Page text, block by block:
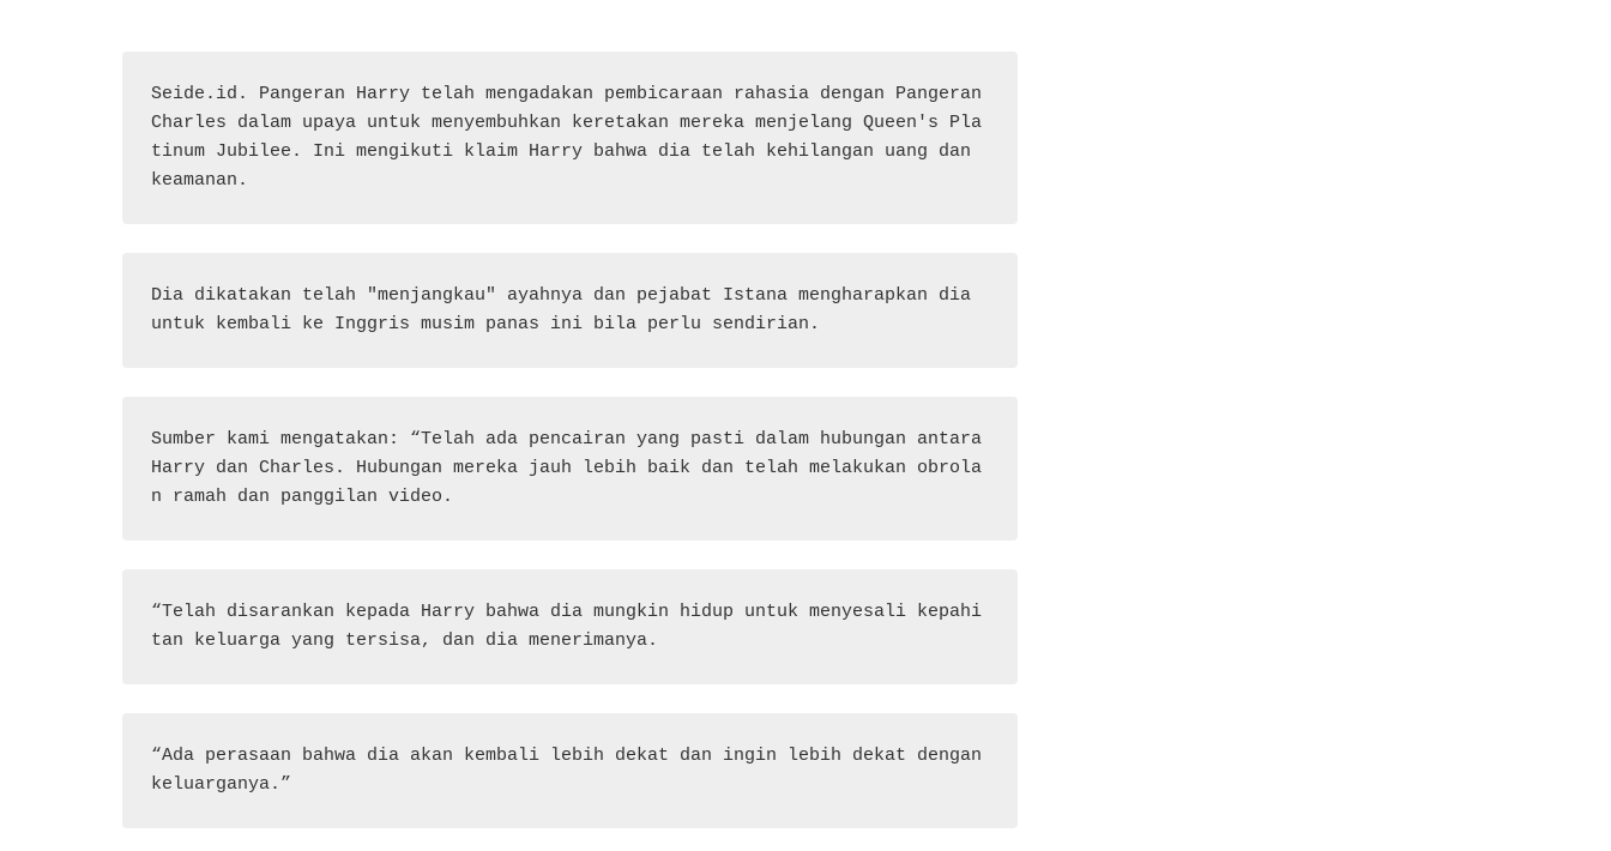
Seide.id. Pangeran Harry telah mengadakan pembicaraan rahasia dengan Pangeran
Charles dalam upaya untuk menyembuhkan keretakan mereka menjelang Queen's Pla
tinum Jubilee. Ini mengikuti klaim Harry bahwa dia telah kehilangan uang dan
keamanan.
Dia dikatakan telah "menjangkau" ayahnya dan pejabat Istana mengharapkan dia
untuk kembali ke Inggris musim panas ini bila perlu sendirian.
Sumber kami mengatakan: “Telah ada pencairan yang pasti dalam hubungan antara
Harry dan Charles. Hubungan mereka jauh lebih baik dan telah melakukan obrola
n ramah dan panggilan video.
“Telah disarankan kepada Harry bahwa dia mungkin hidup untuk menyesali kepahi
tan keluarga yang tersisa, dan dia menerimanya.
“Ada perasaan bahwa dia akan kembali lebih dekat dan ingin lebih dekat dengan
keluarganya.”